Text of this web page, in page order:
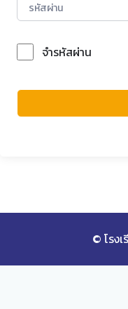
จำรหัสผ่าน
© โรง